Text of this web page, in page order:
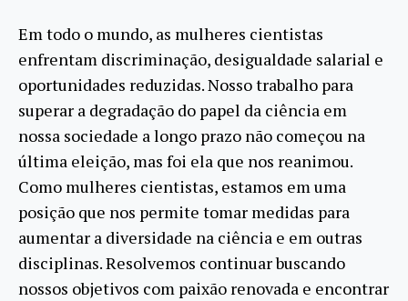
Em todo o mundo, as mulheres cientistas
enfrentam discriminação, desigualdade salarial e
oportunidades reduzidas. Nosso trabalho para
superar a degradação do papel da ciência em
nossa sociedade a longo prazo não começou na
última eleição, mas foi ela que nos reanimou.
Como mulheres cientistas, estamos em uma
posição que nos permite tomar medidas para
aumentar a diversidade na ciência e em outras
disciplinas. Resolvemos continuar buscando
nossos objetivos com paixão renovada e encontrar